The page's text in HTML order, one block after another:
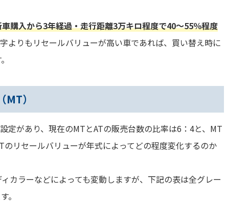
購入から3年経過・走行距離3万キロ程度で40～55％程度
よりもリセールバリューが高い車であれば、買い替え時に
）
定があり、現在のMTとATの販売台数の比率は6：4と、MT
リセールバリューが年式によってどの程度変化するのか
カラーなどによっても変動しますが、下記の表は全グレー
。